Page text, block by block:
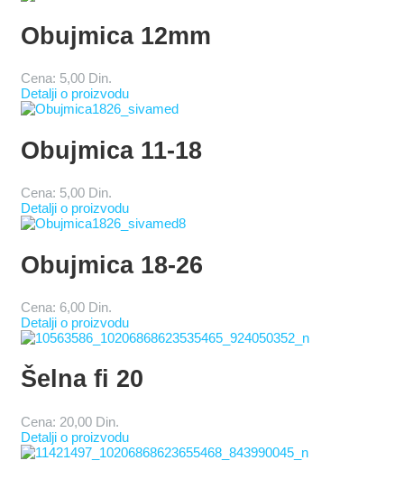
Obujmica 12mm
Cena: 5,00 Din.
Detalji o proizvodu
Obujmica 11-18
Cena: 5,00 Din.
Detalji o proizvodu
Obujmica 18-26
Cena: 6,00 Din.
Detalji o proizvodu
Šelna fi 20
Cena: 20,00 Din.
Detalji o proizvodu